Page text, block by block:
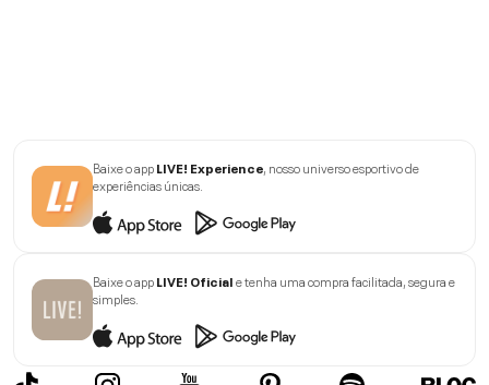
Baixe o appLIVE! Experience , nosso universo esportivo de
experiências únicas.
Baixe o appLIVE! Oficiale tenha uma compra facilitada, segura e
simples.